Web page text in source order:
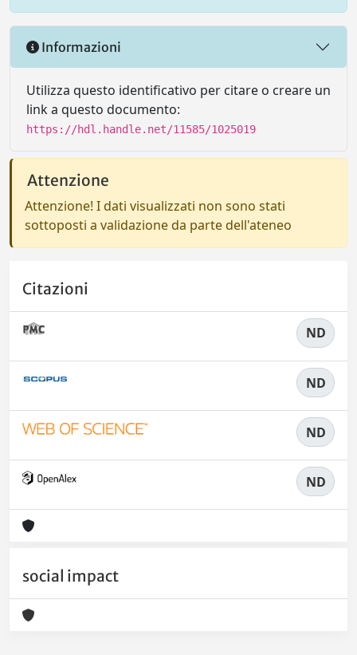
Informazioni
Utilizza questo identificativo per citare o creare un
link a questo documento:
https://hdl.handle.net/11585/1025019
Attenzione
Attenzione! I dati visualizzati non sono stati
sottoposti a validazione da parte dell'ateneo
Citazioni
ND
ND
ND
ND
social impact